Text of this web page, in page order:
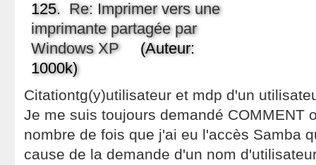
125. Re: Imprimer vers une
imprimante partagée par
Windows XP(Auteur:
1000k)
Citationtg(y)utilisateur et mdp d'un
Je me suis toujours demandé COMMENT
nombre de fois que j'ai eu l'accès Samba
cause de la demande d'un nom